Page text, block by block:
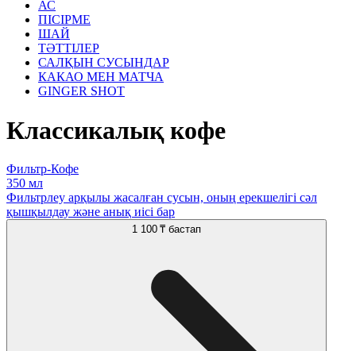
АС
ПІСІРМЕ
ШАЙ
ТӘТТІЛЕР
САЛҚЫН СУСЫНДАР
КАКАО МЕН МАТЧА
GINGER SHOT
Классикалық кофе
Фильтр-Кофе
350 мл
Фильтрлеу арқылы жасалған сусын, оның ерекшелігі сәл
қышқылдау және анық иісі бар
1 100 ₸ бастап